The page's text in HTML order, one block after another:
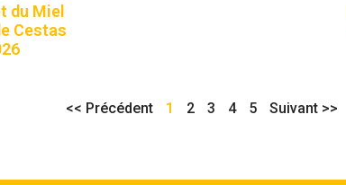
du Miel
Cestas
<< Précédent 1 2 3 4 5 Suivant >>